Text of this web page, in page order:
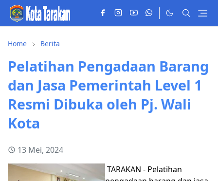
Home Berita
Pelatihan Pengadaan Barang
dan Jasa Pemerintah Level 1
Resmi Dibuka oleh Pj. Wali
Kota
13 Mei, 2024
TARAKAN - Pelatihan